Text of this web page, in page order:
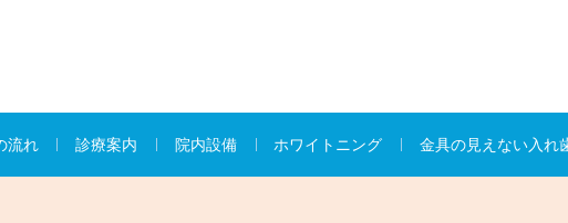
流れ 診療案内 院内設備 ホワイトニング 金具の見えない入れ